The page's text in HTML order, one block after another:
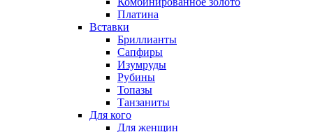
Платина
Вставки
Бриллианты
Сапфиры
Изумруды
Рубины
Топазы
Танзаниты
Для кого
Для женщин